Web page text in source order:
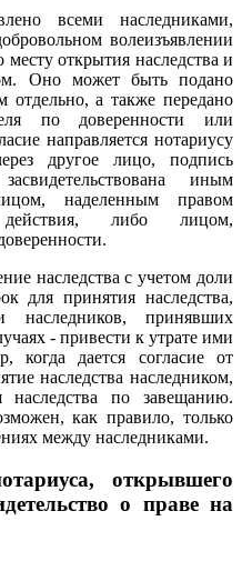
всеми наследниками,
волеизъявлении
открытия наследства и
Оно может быть подано
отдельно, а также передано
по доверенности или
направляется нотариусу
другое лицо, подпись
иным
наделенным правом
действия, либо лицом,
наследства с учетом доли
для принятия наследства,
принявших
- привести к утрате ими
когда дается согласие от
наследства наследником,
по завещанию.
как правило, только
между наследниками.
открывшего
о праве на